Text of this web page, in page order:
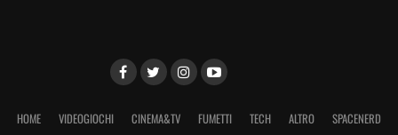
HOME VIDEOGIOCHI CINEMA&TV FUMETTI TECH ALTRO SPACENERD